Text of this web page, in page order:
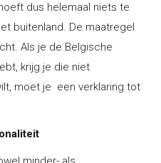
dus helemaal niets te
buitenland. De maatregel
Als je de Belgische
krijg je die niet
moet je een verklaring tot